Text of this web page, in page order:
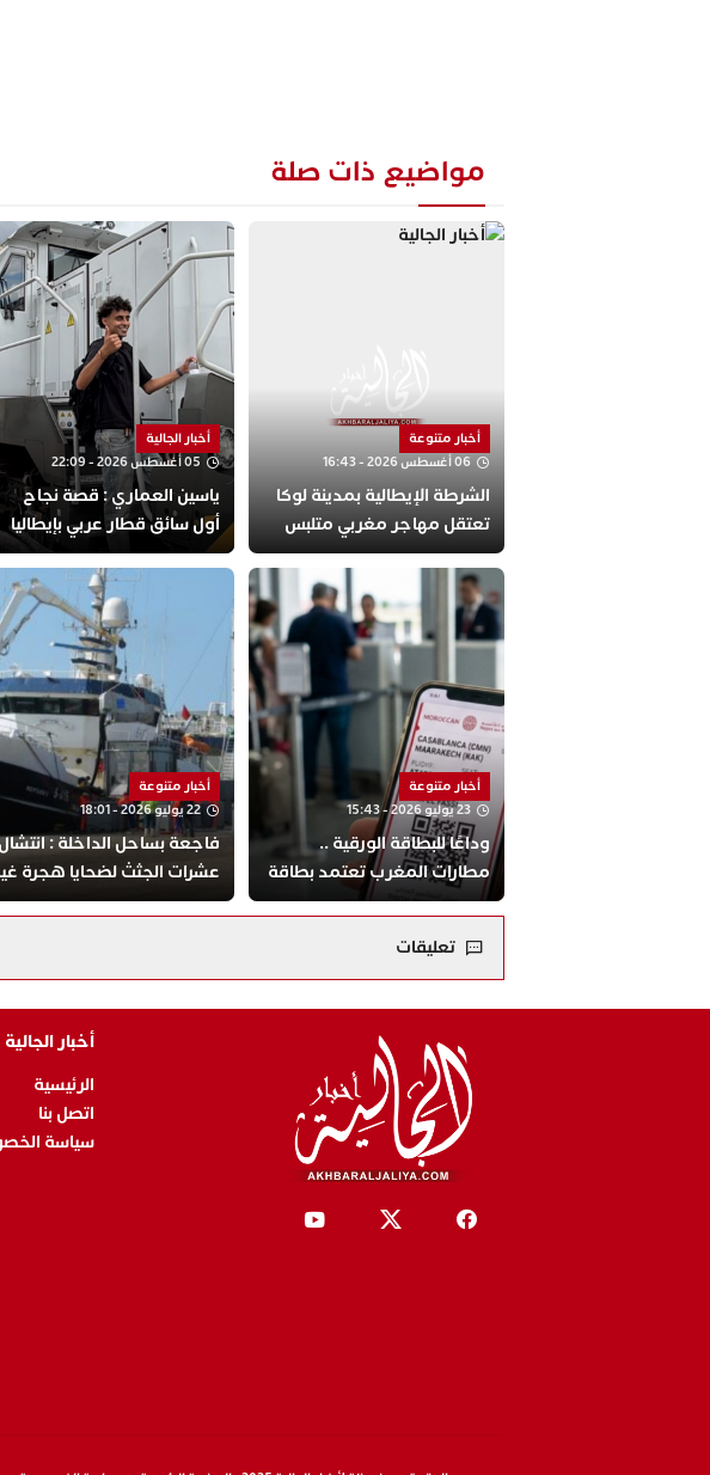
مواضيع ذات صلة
أخبار متنوعة
06 أغسطس 2026 - 16:43
الشرطة الإيطالية بمدينة لوكا
تعتقل مهاجر مغربي متلبس
بالسرقة بالإكراه والابتزاز
أخبار الجالية
05 أغسطس 2026 - 22:09
ياسين العماري : قصة نجاح
أول سائق قطار عربي بإيطاليا
أخبار متنوعة
23 يوليو 2026 - 15:43
وداعًا للبطاقة الورقية ..
مطارات المغرب تعتمد بطاقة
الإركاب الرقمية عبر الهاتف
أخبار متنوعة
22 يوليو 2026 - 18:01
​فاجعة بساحل الداخلة :
عشرات الجثث لضحايا هجرة
نظامية في شباك الصيد
تعليقات
أخبار الجالية
الرئيسية
اتصل بنا
سياسة